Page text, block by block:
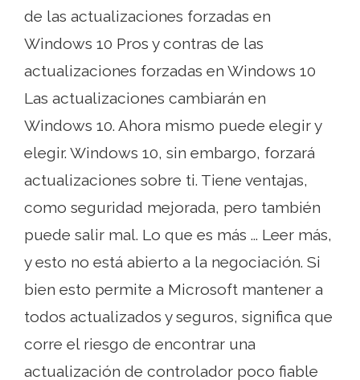
de las actualizaciones forzadas en
Windows 10 Pros y contras de las
actualizaciones forzadas en Windows 10
Las actualizaciones cambiarán en
Windows 10. Ahora mismo puede elegir y
elegir. Windows 10, sin embargo, forzará
actualizaciones sobre ti. Tiene ventajas,
como seguridad mejorada, pero también
puede salir mal. Lo que es más ... Leer más,
y esto no está abierto a la negociación. Si
bien esto permite a Microsoft mantener a
todos actualizados y seguros, significa que
corre el riesgo de encontrar una
actualización de controlador poco fiable